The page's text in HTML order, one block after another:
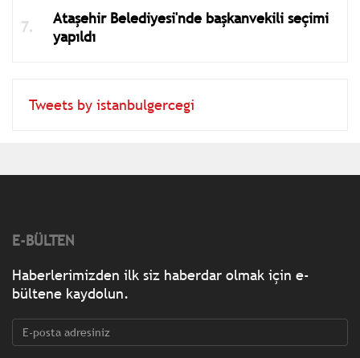
Ataşehir Belediyesi'nde başkanvekili seçimi
yapıldı
Tweets by istanbulgercegi
E-BÜLTEN
Haberlerimizden ilk siz haberdar olmak için e-
bültene kaydolun.